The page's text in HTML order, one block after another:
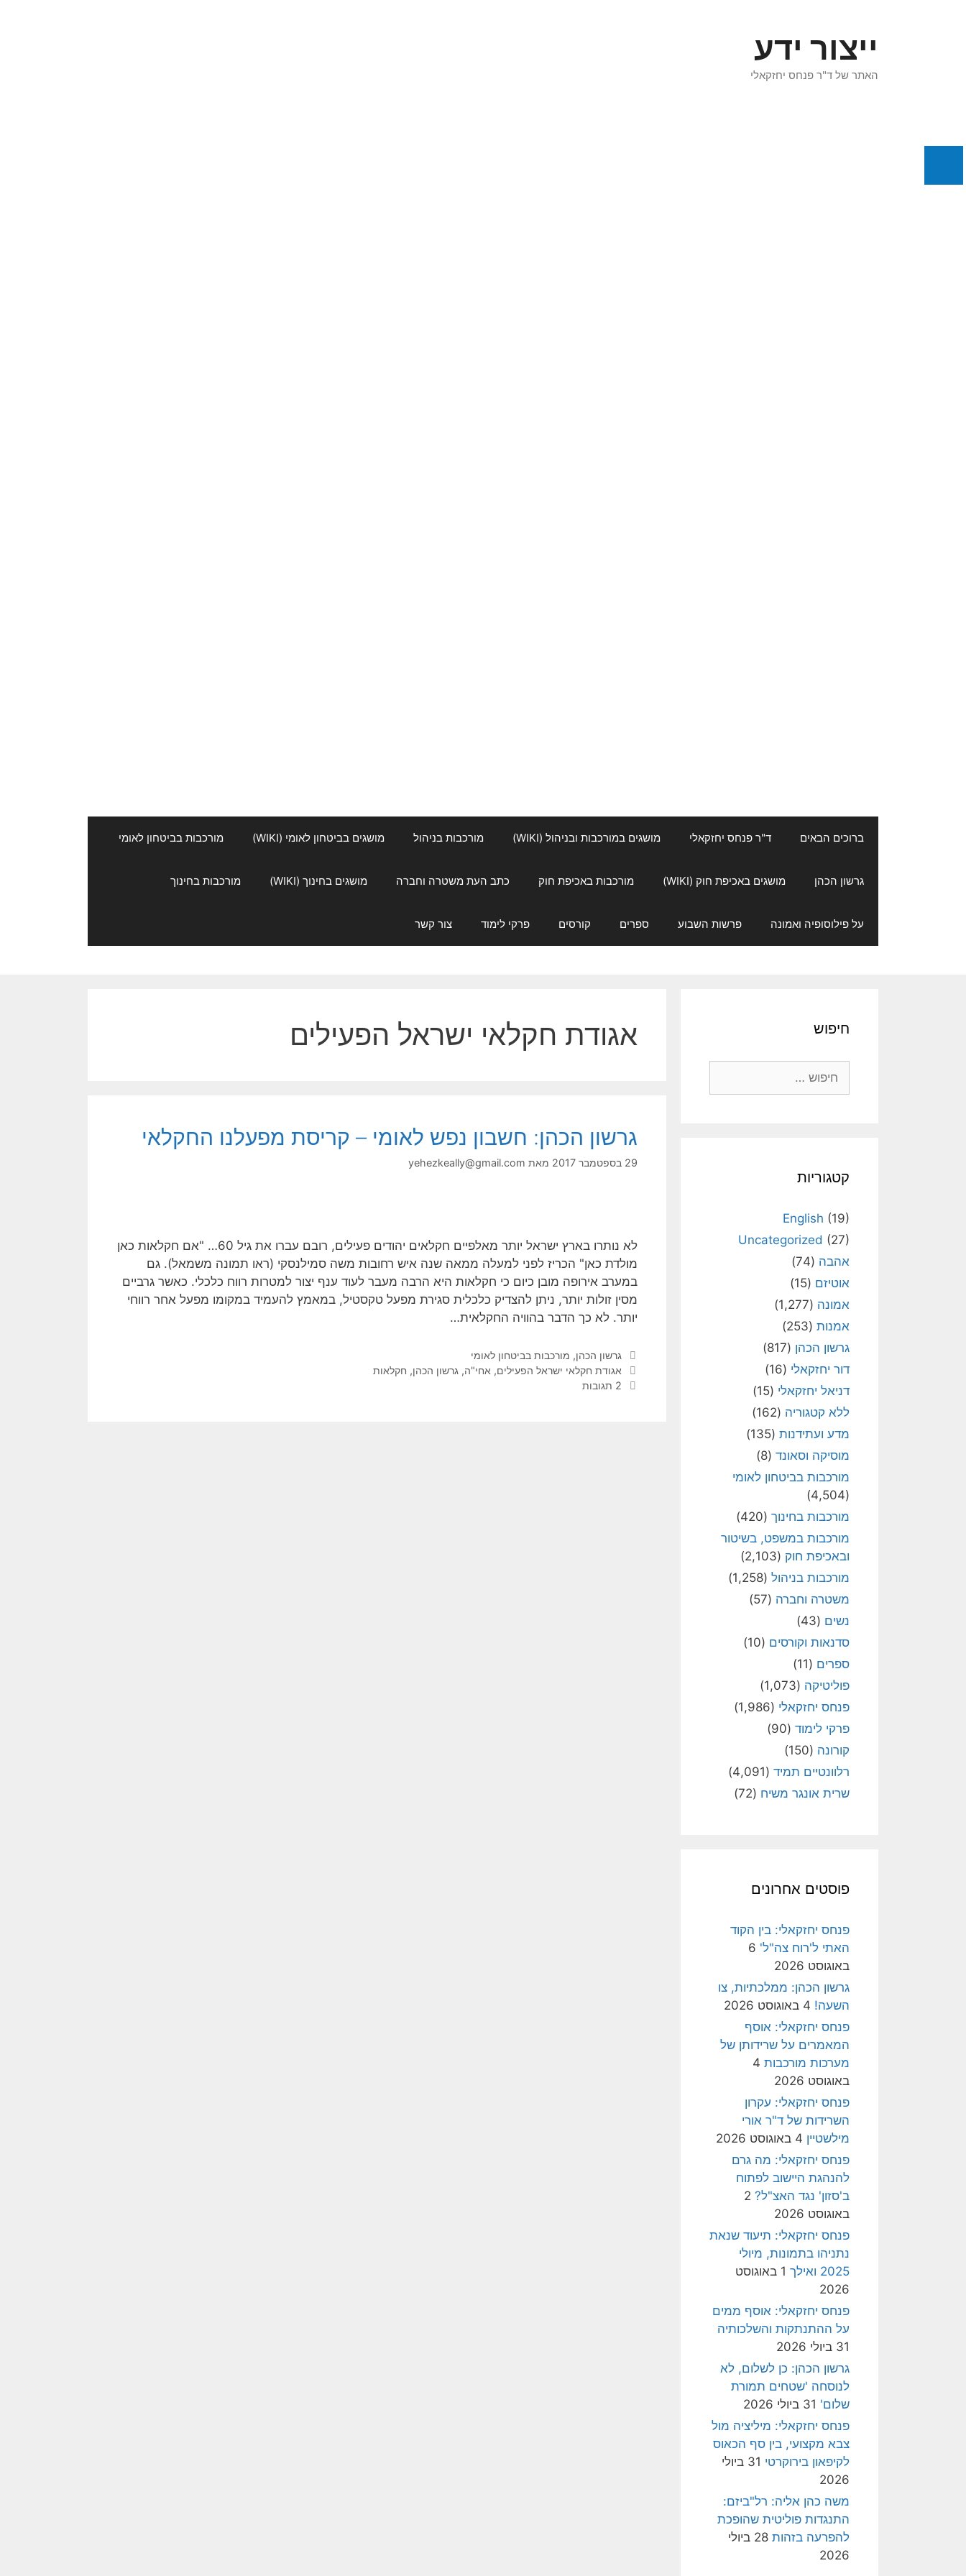
ייצור ידע
האתר של ד"ר פנחס יחזקאלי
ברוכים הבאים ד"ר פנחס יחזקאלי מושגים במורכבות ובניהול (WIKI) מורכבות בניהול מושגים בביטחון לאומי (WIKI) מורכבות בביטחון לאומי
גרשון הכהן מושגים באכיפת חוק (WIKI) מורכבות באכיפת חוק כתב העת משטרה וחברה מושגים בחינוך (WIKI) מורכבות בחינוך
על פילוסופיה ואמונה פרשות השבוע ספרים קורסים פרקי לימוד צור קשר
אגודת חקלאי ישראל הפעילים
גרשון הכהן: חשבון נפש לאומי – קריסת מפעלנו החקלאי
29 בספטמבר 2017 מאת yehezkeally@gmail.com
לא נותרו בארץ ישראל יותר מאלפיים חקלאים יהודים פעילים, רובם עברו את גיל 60… "אם חקלאות כאן
מולדת כאן" הכריז לפני למעלה ממאה שנה איש רחובות משה סמילנסקי (ראו תמונה משמאל). גם
במערב אירופה מובן כיום כי חקלאות היא הרבה מעבר לעוד ענף יצור למטרות רווח כלכלי. כאשר גרביים
מסין זולות יותר, ניתן להצדיק כלכלית סגירת מפעל טקסטיל, במאמץ להעמיד במקומו מפעל אחר רווחי
יותר. לא כך הדבר בהוויה החקלאית…
קטגוריות
גרשון הכהן, מורכבות בביטחון לאומי
תגיות
אגודת חקלאי ישראל הפעילים, אחי"ה, גרשון הכהן, חקלאות
2 תגובות
חיפוש
קטגוריות
English (19)
Uncategorized (27)
אהבה (74)
אוטיזם (15)
אמונה (1,277)
אמנות (253)
גרשון הכהן (817)
דור יחזקאלי (16)
דניאל יחזקאלי (15)
ללא קטגוריה (162)
מדע ועתידנות (135)
מוסיקה וסאונד (8)
מורכבות בביטחון לאומי
(4,504)
מורכבות בחינוך (420)
מורכבות במשפט, בשיטור
ובאכיפת חוק (2,103)
מורכבות בניהול (1,258)
משטרה וחברה (57)
נשים (43)
סדנאות וקורסים (10)
ספרים (11)
פוליטיקה (1,073)
פנחס יחזקאלי (1,986)
פרקי לימוד (90)
קורונה (150)
רלוונטיים תמיד (4,091)
שרית אונגר משיח (72)
פוסטים אחרונים
פנחס יחזקאלי: בין הקוד
האתי ל'רוח צה"ל' 6
באוגוסט 2026
גרשון הכהן: ממלכתיות, צו
השעה! 4 באוגוסט 2026
פנחס יחזקאלי: אוסף
המאמרים על שרידותן של
מערכות מורכבות 4
באוגוסט 2026
פנחס יחזקאלי: עקרון
השרידות של ד"ר אורי
מילשטיין 4 באוגוסט 2026
פנחס יחזקאלי: מה גרם
להנהגת היישוב לפתוח
ב'סזון' נגד האצ"ל? 2
באוגוסט 2026
פנחס יחזקאלי: תיעוד שנאת
נתניהו בתמונות, מיולי
2025 ואילך
1 באוגוסט
2026
פנחס יחזקאלי: אוסף ממים
על ההתנתקות והשלכותיה
31 ביולי 2026
גרשון הכהן: כן לשלום, לא
לנוסחה 'שטחים תמורת
שלום' 31 ביולי 2026
פנחס יחזקאלי: מיליציה מול
צבא מקצועי, בין סף הכאוס
לקיפאון בירוקרטי
31 ביולי
2026
משה כהן אליה: רל"ביזם:
התנגדות פוליטית שהופכת
להפרעה בזהות
28 ביולי
2026